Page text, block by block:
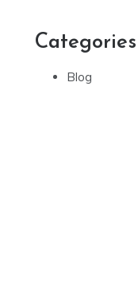
Categories
Blog